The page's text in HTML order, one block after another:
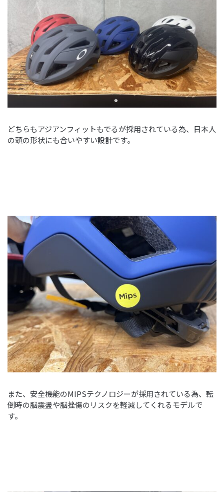
どちらもアジアンフィットもでるが採用されている為、日本人
の頭の形状にも合いやすい設計です。
また、安全機能のMIPSテクノロジーが採用されている為、転
倒時の脳震盪や脳挫傷のリスクを軽減してくれるモデルで
す。